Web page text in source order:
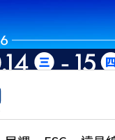
涯攻略